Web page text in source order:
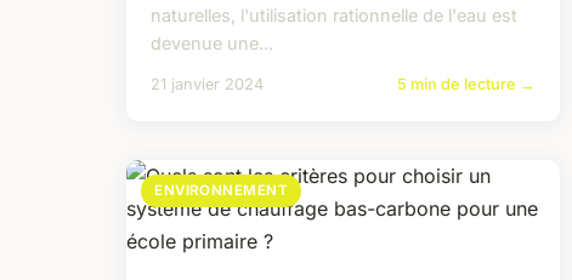
naturelles, l'utilisation rationnelle de l'eau est
devenue une...
21 janvier 2024 5 min de lecture →
ENVIRONNEMENT